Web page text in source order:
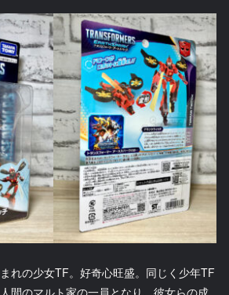
れの少女TF。好奇心旺盛。同じく少年TF